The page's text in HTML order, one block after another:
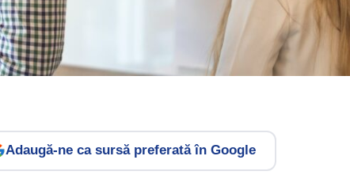
Adaugă-ne ca sursă preferată în Google